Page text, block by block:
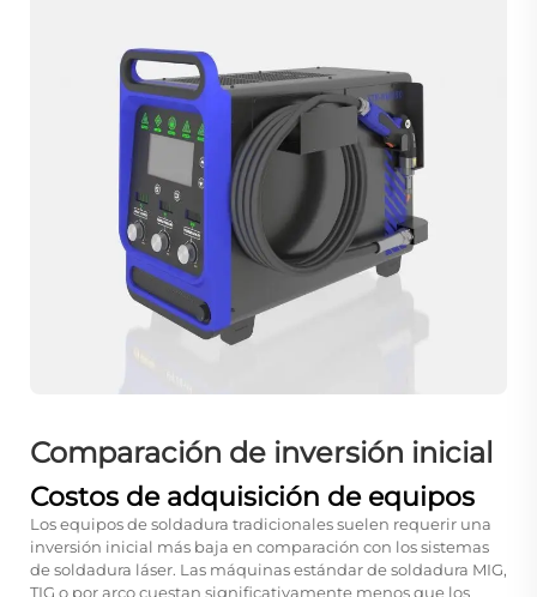
Comparación de inversión inicial
Costos de adquisición de equipos
Los equipos de soldadura tradicionales suelen requerir una
inversión inicial más baja en comparación con los sistemas
de soldadura láser. Las máquinas estándar de soldadura MIG,
TIG o por arco cuestan significativamente menos que los